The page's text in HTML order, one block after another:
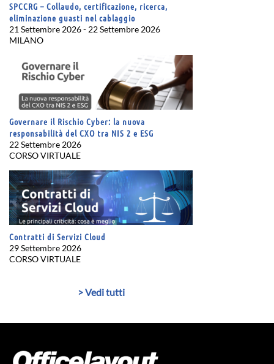
SPCCRG – Collaudo, certificazione, ricerca,
eliminazione guasti nel cablaggio
21 Settembre 2026 - 22 Settembre 2026
MILANO
Governare il Rischio Cyber: la nuova
responsabilità del CXO tra NIS 2 e ESG
22 Settembre 2026
CORSO VIRTUALE
Contratti di Servizi Cloud
29 Settembre 2026
CORSO VIRTUALE
> Vedi tutti